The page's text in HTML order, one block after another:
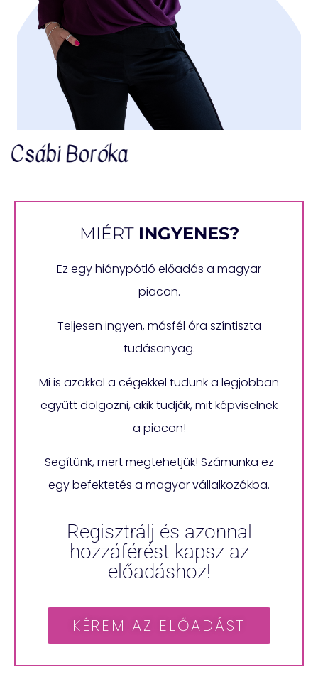
Csábi Boróka
MIÉRT INGYENES?
Ez egy hiánypótló előadás a magyar
piacon.
Teljesen ingyen, másfél óra színtiszta
tudásanyag.
Mi is azokkal a cégekkel tudunk a legjobban
együtt dolgozni, akik tudják, mit képviselnek
a piacon!
Segítünk, mert megtehetjük! Számunka ez
egy befektetés a magyar vállalkozókba.
Regisztrálj és azonnal
hozzáférést kapsz az
előadáshoz!
KÉREM AZ ELŐADÁST